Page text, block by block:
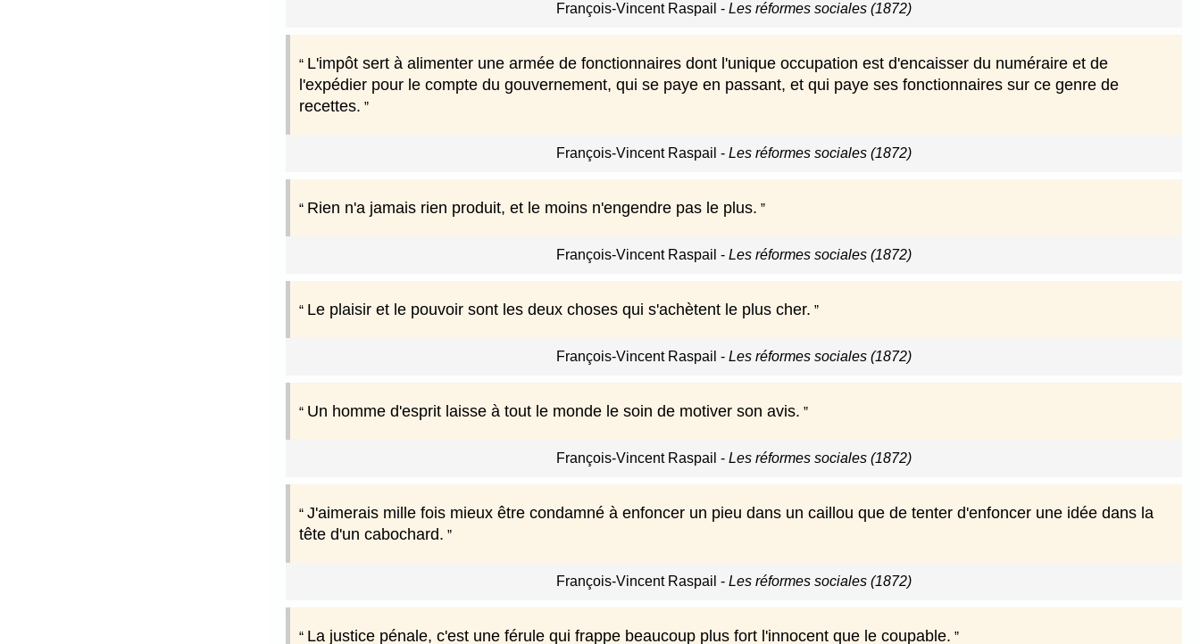
François-Vincent Raspail - Les réformes sociales (1872)
L'impôt sert à alimenter une armée de fonctionnaires dont l'unique occupation est d'encaisser du numéraire et de
l'expédier pour le compte du gouvernement, qui se paye en passant, et qui paye ses fonctionnaires sur ce genre de
recettes.
François-Vincent Raspail - Les réformes sociales (1872)
Rien n'a jamais rien produit, et le moins n'engendre pas le plus.
François-Vincent Raspail - Les réformes sociales (1872)
Le plaisir et le pouvoir sont les deux choses qui s'achètent le plus cher.
François-Vincent Raspail - Les réformes sociales (1872)
Un homme d'esprit laisse à tout le monde le soin de motiver son avis.
François-Vincent Raspail - Les réformes sociales (1872)
J'aimerais mille fois mieux être condamné à enfoncer un pieu dans un caillou que de tenter d'enfoncer une idée dans la
tête d'un cabochard.
François-Vincent Raspail - Les réformes sociales (1872)
La justice pénale, c'est une férule qui frappe beaucoup plus fort l'innocent que le coupable.